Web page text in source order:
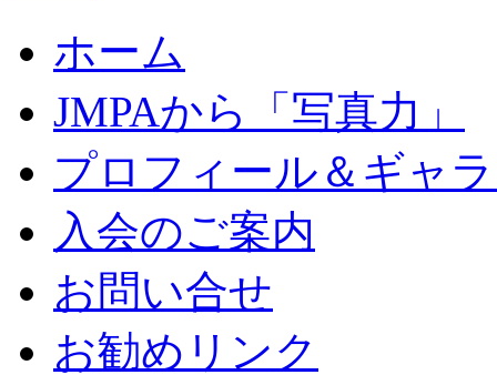
ホーム
JMPAから「写真力」
プロフィール＆ギャ
入会のご案内
お問い合せ
お勧めリンク